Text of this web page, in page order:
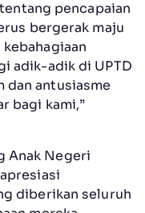
pencapaian
bergerak maju
adik-adik di UPTD
dan antusiasme
bagi kami,”
Anak Negeri
diberikan seluruh